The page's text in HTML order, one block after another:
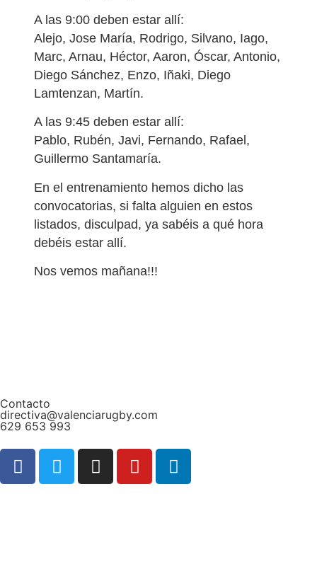
A las 9:00 deben estar allí:
Alejo, Jose María, Rodrigo, Silvano, Iago,
Marc, Arnau, Héctor, Aaron, Óscar, Antonio,
Diego Sánchez, Enzo, Iñaki, Diego
Lamtenzan, Martín.
A las 9:45 deben estar allí:
Pablo, Rubén, Javi, Fernando, Rafael,
Guillermo Santamaría.
En el entrenamiento hemos dicho las
convocatorias, si falta alguien en estos
listados, disculpad, ya sabéis a qué hora
debéis estar allí.
Nos vemos mañana!!!
Contacto
directiva@valenciarugby.com
629 653 993